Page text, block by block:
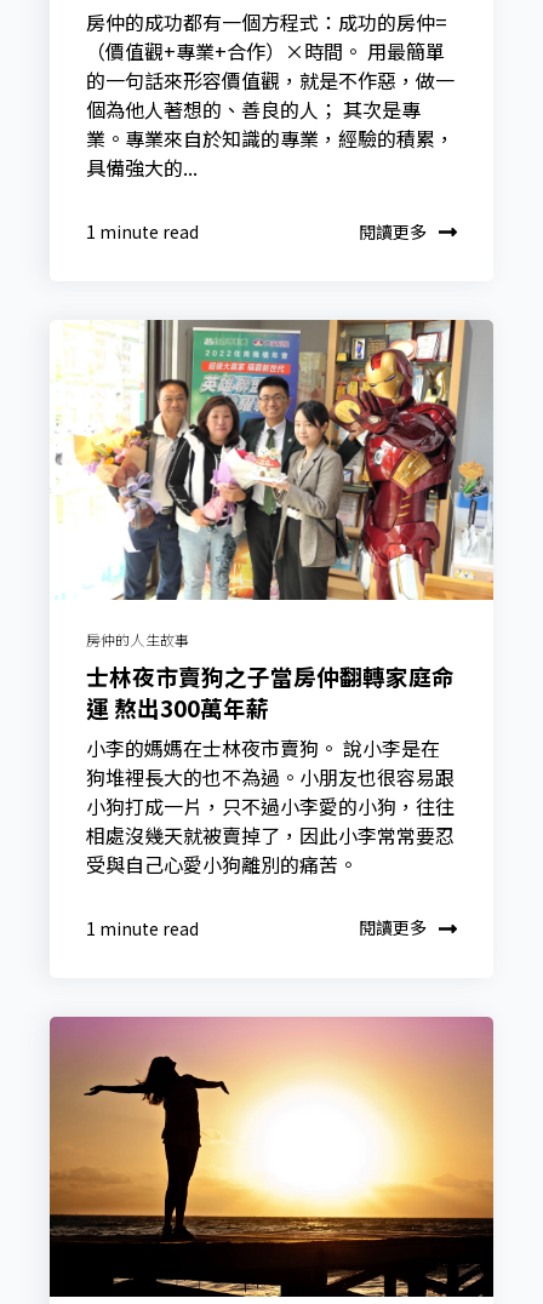
房仲的成功都有一個方程式：成功的房仲=
（價值觀+專業+合作）×時間。 用最簡單
的一句話來形容價值觀，就是不作惡，做一
個為他人著想的、善良的人； 其次是專
業。專業來自於知識的專業，經驗的積累，
具備強大的...
1 minute read 閱讀更多
房仲的人生故事
士林夜市賣狗之子當房仲翻轉家庭命
運 熬出300萬年薪
小李的媽媽在士林夜市賣狗。 說小李是在
狗堆裡長大的也不為過。小朋友也很容易跟
小狗打成一片，只不過小李愛的小狗，往往
相處沒幾天就被賣掉了，因此小李常常要忍
受與自己心愛小狗離別的痛苦。
1 minute read 閱讀更多